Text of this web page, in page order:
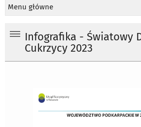
Menu główne
Infografika - Światowy
Cukrzycy 2023